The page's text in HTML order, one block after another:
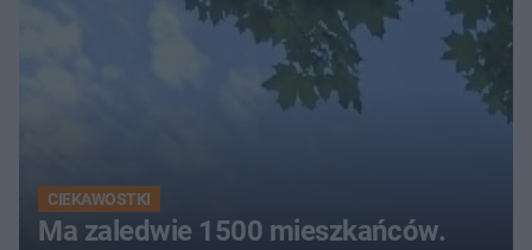
CIEKAWOSTKI
Ma zaledwie 1500 mieszkańców.